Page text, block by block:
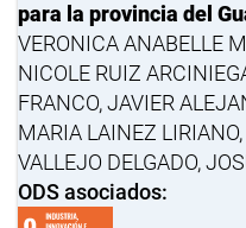
para la provincia del
VERONICA ANABELLE
NICOLE RUIZ
FRANCO, JAVIER
MARIA LAINEZ
VALLEJO DELGADO,
ODS asociados: